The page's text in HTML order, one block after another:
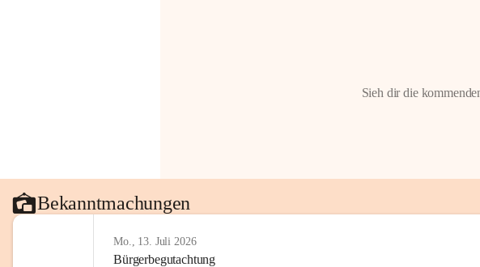
Sieh dir die
Bekanntmachungen
Mo., 13. Juli 2026
Bürgerbegutachtung